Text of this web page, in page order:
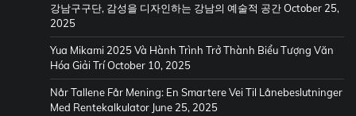
강남구구단, 감성을 디자인하는 강남의 예술적 공간October 25,
2025
Yua Mikami 2025 Và Hành Trình Trở Thành Biểu Tượng Văn
Hóa Giải TríOctober 10, 2025
Når Tallene Får Mening: En Smartere Vei Til Lånebeslutninger
Med Rentekalkulator June 25, 2025